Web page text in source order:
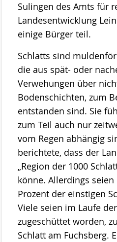
Fliegende Edelsteine
Projekte
ab 2022 PALUDIfarming
ab 2018 NRSP-CANAPE
ab 2013 DBU-Projekt
ab 2009 Ausstellung
Meldungen
Über uns
Geschäftsstelle
Die Gremien der
Der Vorstand
Das Kuratorium
Sulingen des Amts für
Landesentwicklung
einige Bürger teil.
Schlatts sind
die aus spät- oder
Verwehungen über
Bodenschichten, zum
entstanden sind. Sie
zum Teil auch nur
vom Regen abhängig
berichtete, dass der
„Region der 1000
könne. Allerdings
Prozent der einstigen
Viele seien im Laufe
zugeschüttet worden,
Schlatt am Fuchsberg.